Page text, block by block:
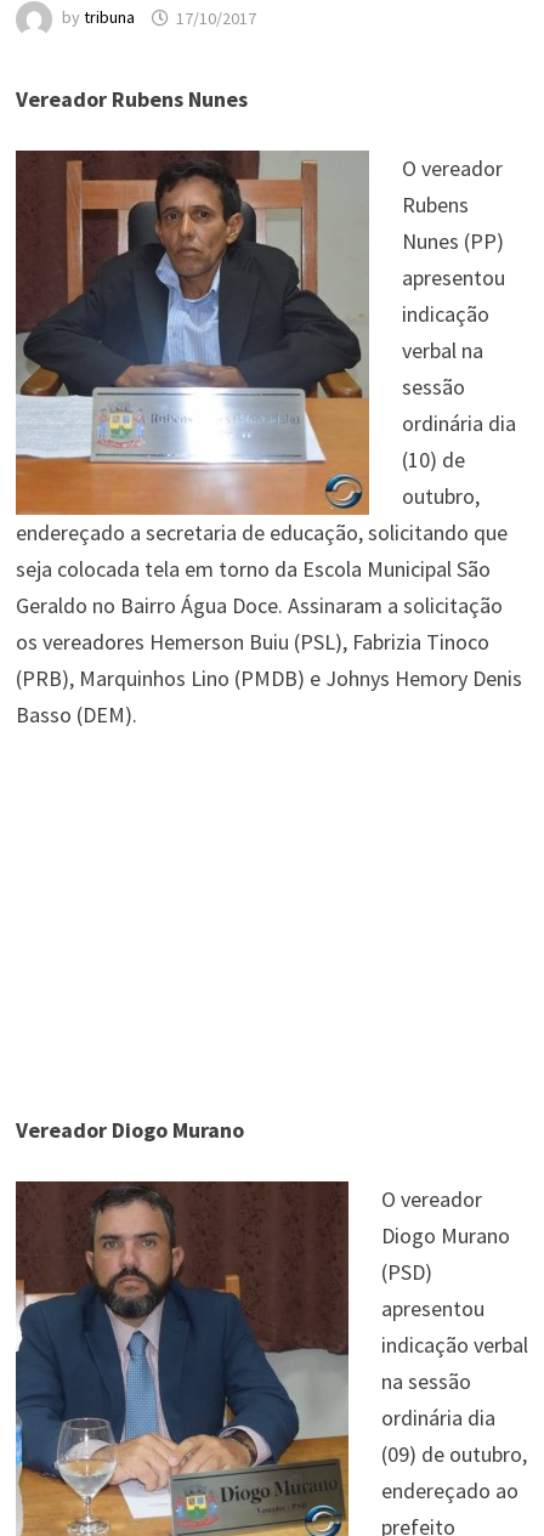
by tribuna 17/10/2017
Vereador Rubens Nunes
O vereador
Rubens
Nunes (PP)
apresentou
indicação
verbal na
sessão
ordinária dia
(10) de
outubro,
endereçado a secretaria de educação, solicitando que
seja colocada tela em torno da Escola Municipal São
Geraldo no Bairro Água Doce. Assinaram a solicitação
os vereadores Hemerson Buiu (PSL), Fabrizia Tinoco
(PRB), Marquinhos Lino (PMDB) e Johnys Hemory Denis
Basso (DEM).
Vereador Diogo Murano
O vereador
Diogo Murano
(PSD)
apresentou
indicação verbal
na sessão
ordinária dia
(09) de outubro,
endereçado ao
prefeito